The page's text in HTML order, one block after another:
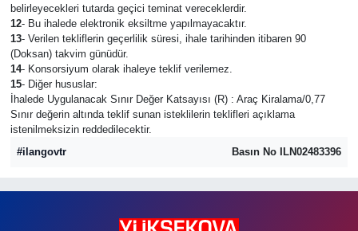
belirleyecekleri tutarda geçici teminat vereceklerdir.
12- Bu ihalede elektronik eksiltme yapılmayacaktır.
13- Verilen tekliflerin geçerlilik süresi, ihale tarihinden itibaren 90
(Doksan) takvim günüdür.
14- Konsorsiyum olarak ihaleye teklif verilemez.
15- Diğer hususlar:
İhalede Uygulanacak Sınır Değer Katsayısı (R) : Araç Kiralama/0,77
Sınır değerin altında teklif sunan isteklilerin teklifleri açıklama
istenilmeksizin reddedilecektir.
#ilangovtr
Basın No ILN02483396